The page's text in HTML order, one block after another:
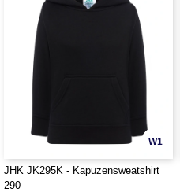
W1
JHK JK295K - Kapuzensweatshirt
290